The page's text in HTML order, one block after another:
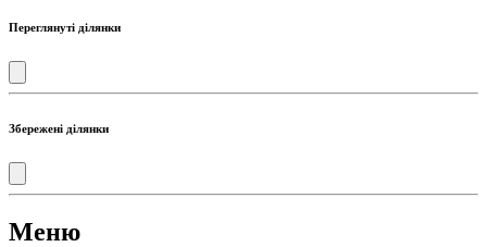
Переглянуті ділянки
Збережені ділянки
Меню